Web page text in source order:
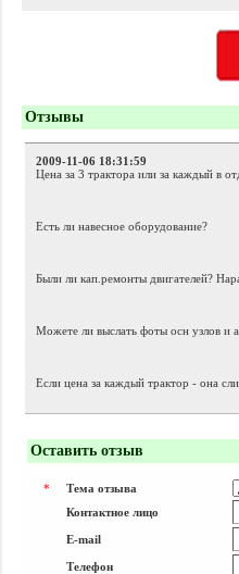
Отзывы
2009-11-06 18:31:59
Цена за 3 трактора или за каждый в
Есть ли навесное оборудование?
Были ли кап.ремонты двигателей?
Можете ли выслать фоты осн узлов и
Если цена за каждый трактор - она
Оставить отзыв
*
Тема отзыва
Контактное лицо
E-mail
Телефон